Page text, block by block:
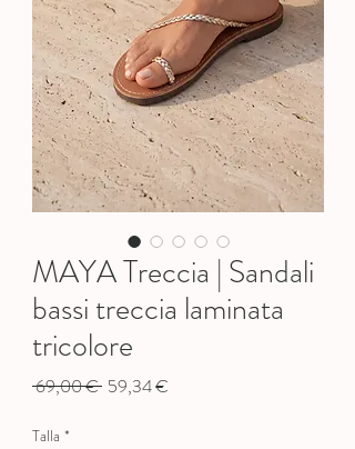
MAYA Treccia | Sandali
bassi treccia laminata
tricolore
69,00 € Precio
59,34 €
Talla *